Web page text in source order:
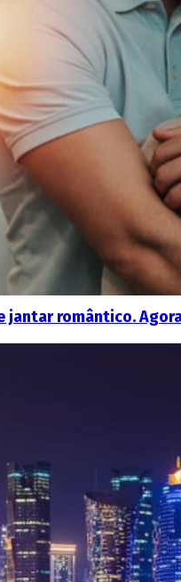
jantar romântico.